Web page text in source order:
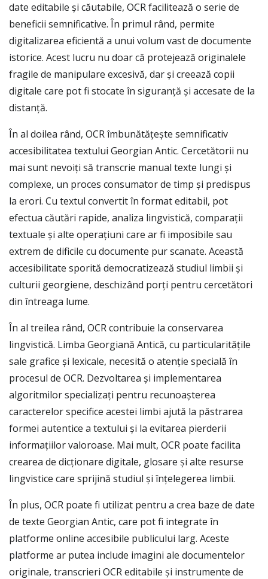
date editabile și căutabile, OCR facilitează o serie de
beneficii semnificative. În primul rând, permite
digitalizarea eficientă a unui volum vast de documente
istorice. Acest lucru nu doar că protejează originalele
fragile de manipulare excesivă, dar și creează copii
digitale care pot fi stocate în siguranță și accesate de la
distanță.
În al doilea rând, OCR îmbunătățește semnificativ
accesibilitatea textului Georgian Antic. Cercetătorii nu
mai sunt nevoiți să transcrie manual texte lungi și
complexe, un proces consumator de timp și predispus
la erori. Cu textul convertit în format editabil, pot
efectua căutări rapide, analiza lingvistică, comparații
textuale și alte operațiuni care ar fi imposibile sau
extrem de dificile cu documente pur scanate. Această
accesibilitate sporită democratizează studiul limbii și
culturii georgiene, deschizând porți pentru cercetători
din întreaga lume.
În al treilea rând, OCR contribuie la conservarea
lingvistică. Limba Georgiană Antică, cu particularitățile
sale grafice și lexicale, necesită o atenție specială în
procesul de OCR. Dezvoltarea și implementarea
algoritmilor specializați pentru recunoașterea
caracterelor specifice acestei limbi ajută la păstrarea
formei autentice a textului și la evitarea pierderii
informațiilor valoroase. Mai mult, OCR poate facilita
crearea de dicționare digitale, glosare și alte resurse
lingvistice care sprijină studiul și înțelegerea limbii.
În plus, OCR poate fi utilizat pentru a crea baze de date
de texte Georgian Antic, care pot fi integrate în
platforme online accesibile publicului larg. Aceste
platforme ar putea include imagini ale documentelor
originale, transcrieri OCR editabile și instrumente de